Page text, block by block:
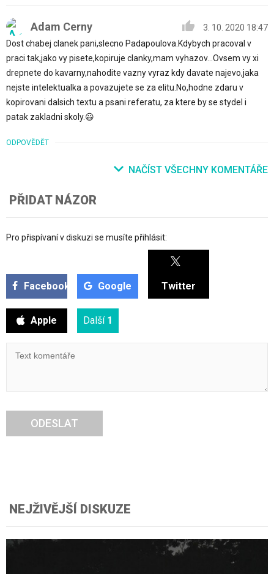
Adam Cerny
3. 10. 2020 18:47
Dost chabej clanek pani,slecno Padapoulova.Kdybych pracoval v
praci tak,jako vy pisete,kopiruje clanky,mam vyhazov...Ovsem vy xi
drepnete do kavarny,nahodite vazny vyraz kdy davate najevo,jaka
nejste intelektualka a povazujete se za elitu.No,hodne zdaru v
kopirovani dalsich textu a psani referatu, za ktere by se stydel i
patak zakladni skoly.😃
ODPOVĚDĚT
NAČÍST VŠECHNY KOMENTÁŘE
PŘIDAT NÁZOR
Pro přispívaní v diskuzi se musíte přihlásit:
Facebook Google Twitter
Apple Další 1
ODESLAT
NEJŽIVĚJŠÍ DISKUZE